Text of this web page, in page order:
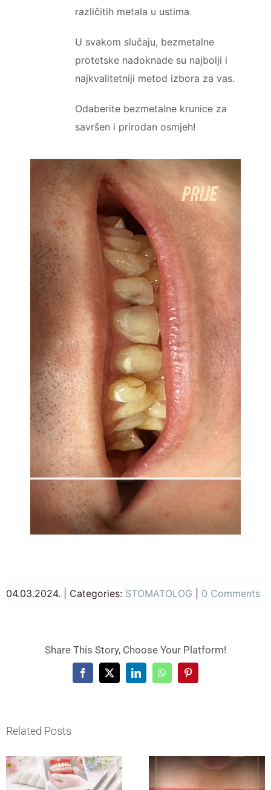
različitih metala u ustima.
U svakom slučaju, bezmetalne
protetske nadoknade su najbolji i
najkvalitetniji metod izbora za vas.
Odaberite bezmetalne krunice za
savršen i prirodan osmjeh!
04.03.2024. Categories: STOMATOLOG 0 Comments
Share This Story, Choose Your Platform!
Facebook
X LinkedInWhatsAppPinterest
Related Posts